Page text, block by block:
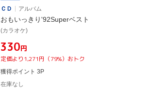
ＣＤ
アルバム
おもいっきり'92Superベスト
(カラオケ)
¥330円
定価より1,271円（79%）おトク
獲得ポイント 3P
在庫なし